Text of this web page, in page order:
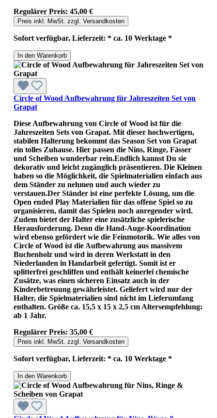
Regulärer Preis: 45,00 €
Preis inkl. MwSt. zzgl. Versandkosten
Sofort verfügbar, Lieferzeit: * ca. 10 Werktage *
In den Warenkorb
Circle of Wood Aufbewahrung für Jahreszeiten Set von
Grapat
Diese Aufbewahrung von Circle of Wood ist für die
Jahreszeiten Sets von Grapat. Mit dieser hochwertigen,
stabilen Halterung bekommt das Season Set von Grapat
ein tolles Zuhause. Hier passen die Nins, Ringe, Fässer
und Scheiben wunderbar rein.Endlich kannst Du sie
dekorativ und leicht zugänglich präsentieren. Die Kleinen
haben so die Möglichkeit, die Spielmaterialien einfach aus
dem Ständer zu nehmen und auch wieder zu
verstauen.Der Ständer ist eine perfekte Lösung, um die
Open ended Play Materialien für das offene Spiel so zu
organisieren, damit das Spielen noch anregender wird.
Zudem bietet der Halter eine zusätzliche spielerische
Herausforderung. Denn die Hand-Auge-Koordination
wird ebenso gefördert wie die Feinmotorik. Wie alles von
Circle of Wood ist die Aufbewahrung aus massivem
Buchenholz und wird in deren Werkstatt in den
Niederlanden in Handarbeit gefertigt. Somit ist er
splitterfrei geschliffen und enthält keinerlei chemische
Zusätze, was einen sicheren Einsatz auch in der
Kinderbetreuung gewährleistet. Geliefert wird nur der
Halter, die Spielmaterialien sind nicht im Lieferumfang
enthalten. Größe ca. 15,5 x 15 x 2,5 cm Altersempfehlung:
ab 1 Jahr.
Regulärer Preis: 35,00 €
Preis inkl. MwSt. zzgl. Versandkosten
Sofort verfügbar, Lieferzeit: * ca. 10 Werktage *
In den Warenkorb